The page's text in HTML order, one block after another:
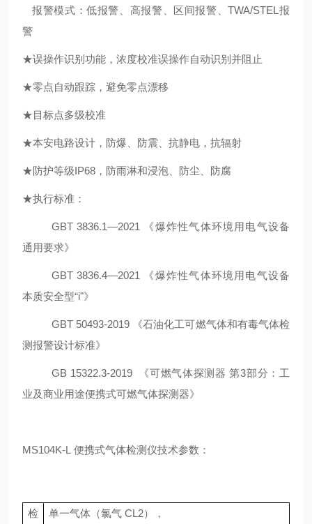
报警模式：低报警、高报警、区间报警、TWA/STEL 报
警
★误操作识别功能 ， 浓度校准误操作自动识别并阻止
★零点自动跟踪 ， 避免零点漂移
★目标点多级校准
★本安电路设计 ， 防爆、防震、抗静电，抗辐射
★防护等级IP68， 防雨淋和浸泡、防尘 防腐
★执行标准：
GBT 3836.1—2021
《爆炸性气体环境用电气设备
通用要求》
GBT 3836.4—2021
《爆炸性气体环境用电气设备
本质安全型“i"》
GBT 50493-2019 《石油化工可燃气体和有毒气体检
测报警设计标准》
GB 15322.3-2019 《可燃气体探测器 第3部分：工
业及商业用途便携式可燃气体探测器》
MS104K-L 便携式气体检测仪技术参数：
检
单一气体（氯气 CL2），